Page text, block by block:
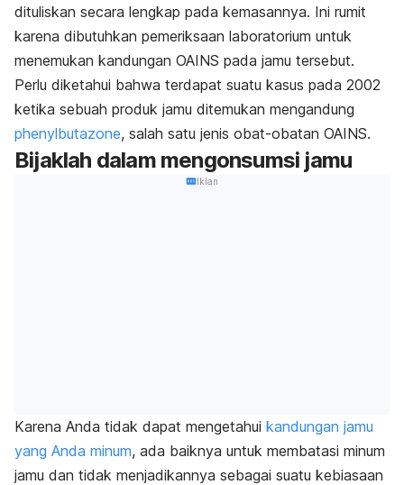
dituliskan secara lengkap pada kemasannya. Ini rumit
karena dibutuhkan pemeriksaan laboratorium untuk
menemukan kandungan OAINS pada jamu tersebut.
Perlu diketahui bahwa terdapat suatu kasus pada 2002
ketika sebuah produk jamu ditemukan mengandung
phenylbutazone, salah satu jenis obat-obatan OAINS.
Bijaklah dalam mengonsumsi jamu
Iklan
Karena Anda tidak dapat mengetahui kandungan jamu
yang Anda minum, ada baiknya untuk membatasi minum
jamu dan tidak menjadikannya sebagai suatu kebiasaan